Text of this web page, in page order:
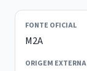
FONTE OFICIAL
M2A
ORIGEM EXTERNA